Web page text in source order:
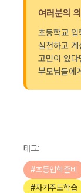
여러분의
초등학교
실천하고
고민이 있
부모님들에
태그:
#초등입학준비
#자기주도학습